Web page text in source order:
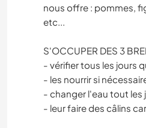
nous offre : pommes,
etc...
S'OCCUPER DES 3
- vérifier tous les jours
- les nourrir si
- changer l'eau tout les
- leur faire des câlins